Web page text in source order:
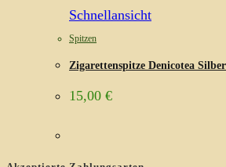
Schnellansicht
Spitzen
Zigarettenspitze Denicotea
15,00 €